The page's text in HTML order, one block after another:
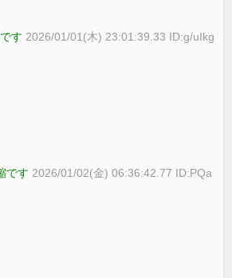
す 2026/01/01(木) 23:01:39.33 ID:g/uIkg
です 2026/01/02(金) 06:36:42.77 ID:PQa